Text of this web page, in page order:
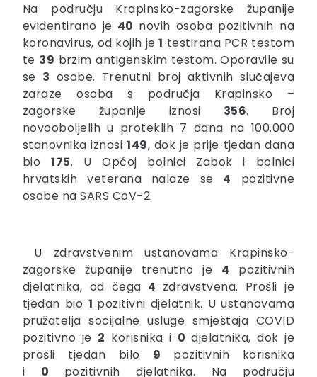
Na području Krapinsko-zagorske županije
evidentirano je 40 novih osoba pozitivnih na
koronavirus, od kojih je1 testirana PCR testom
te 39 brzim antigenskim testom. Oporavile su
se 3 osobe. Trenutni broj aktivnih slučajeva
zaraze osoba s područja Krapinsko –
zagorske županije iznosi 356. Broj
novooboljelih u proteklih 7 dana na 100.000
stanovnika iznosi149, dok je prije tjedan dana
bio175. U Općoj bolnici Zabok i bolnici
hrvatskih veterana nalaze se 4 pozitivne
osobe na SARS CoV-2.
U zdravstvenim ustanovama Krapinsko-
zagorske županije trenutno je 4 pozitivnih
djelatnika, od čega 4 zdravstvena. Prošli je
tjedan bio 1 pozitivni djelatnik. U ustanovama
pružatelja socijalne usluge smještaja COVID
pozitivno je 2 korisnika i 0djelatnika, dok je
prošli tjedan bilo 9 pozitivnih korisnika
i 0 pozitivnih djelatnika. Na području